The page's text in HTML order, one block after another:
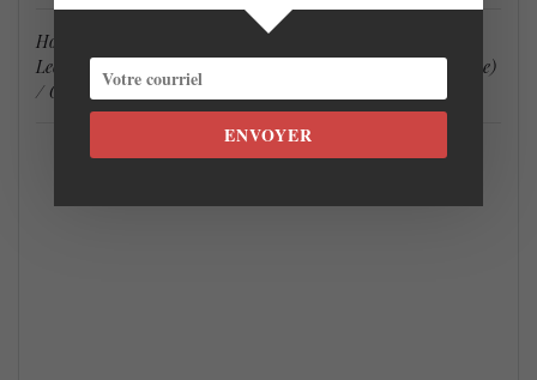
Horizon ( avec Malika Tirolien) / Resilience / Anecdote (avec
Leo Tibao Leborgne) / Solitude / Heritage (avec Jaklin Etienne)
/ Gratitude / Refuge / Rhizome / Compassion
ENVOYER